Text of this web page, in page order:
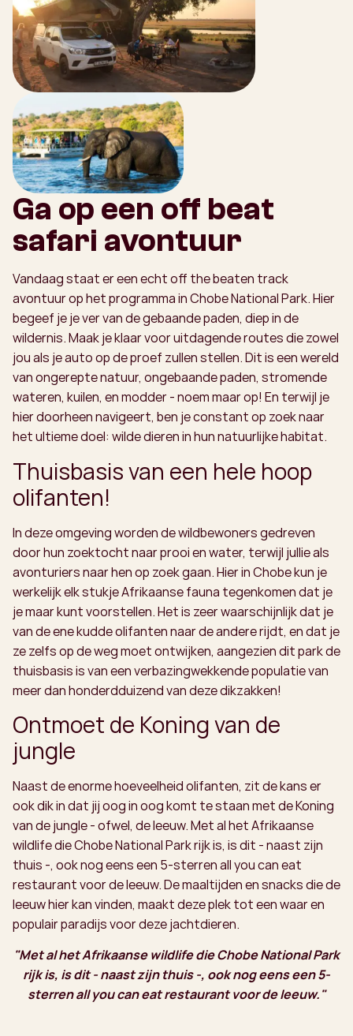
Ga op een off beat
safari avontuur
Vandaag staat er een echt off the beaten track
avontuur op het programma in Chobe National Park. Hier
begeef je je ver van de gebaande paden, diep in de
wildernis. Maak je klaar voor uitdagende routes die zowel
jou als je auto op de proef zullen stellen. Dit is een wereld
van ongerepte natuur, ongebaande paden, stromende
wateren, kuilen, en modder - noem maar op! En terwijl je
hier doorheen navigeert, ben je constant op zoek naar
het ultieme doel: wilde dieren in hun natuurlijke habitat.
Thuisbasis van een hele hoop
olifanten!
In deze omgeving worden de wildbewoners gedreven
door hun zoektocht naar prooi en water, terwijl jullie als
avonturiers naar hen op zoek gaan. Hier in Chobe kun je
werkelijk elk stukje Afrikaanse fauna tegenkomen dat je
je maar kunt voorstellen. Het is zeer waarschijnlijk dat je
van de ene kudde olifanten naar de andere rijdt, en dat je
ze zelfs op de weg moet ontwijken, aangezien dit park de
thuisbasis is van een verbazingwekkende populatie van
meer dan honderdduizend van deze dikzakken!
Ontmoet de Koning van de
jungle
Naast de enorme hoeveelheid olifanten, zit de kans er
ook dik in dat jij oog in oog komt te staan met de Koning
van de jungle - ofwel, de leeuw. Met al het Afrikaanse
wildlife die Chobe National Park rijk is, is dit - naast zijn
thuis -, ook nog eens een 5-sterren all you can eat
restaurant voor de leeuw. De maaltijden en snacks die de
leeuw hier kan vinden, maakt deze plek tot een waar en
populair paradijs voor deze jachtdieren.
"Met al het Afrikaanse wildlife die Chobe National Park
rijk is, is dit - naast zijn thuis -, ook nog eens een 5-
sterren all you can eat restaurant voor de leeuw."